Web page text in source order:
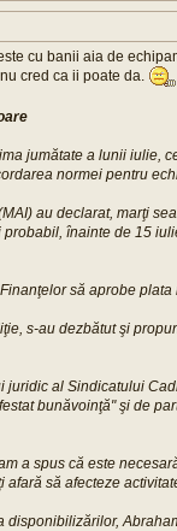
cu banii aia de
cred ca ii poate da.
jumătate a lunii iulie,
normei pentru
au declarat, marţi
înainte de 15
să aprobe
s-au dezbătut şi
al Sindicatului
bunăvoinţă" şi de
a spus că este
să afecteze